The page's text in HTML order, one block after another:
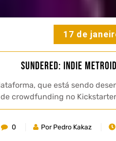
17 de
Sundered: indie
que está sendo
crowdfunding no
0 Por Pedro Kakaz